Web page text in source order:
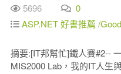
5696
0
ASP.NET 好書推薦 /
摘要:[IT邦幫忙]鐵人賽#2--
MIS2000 Lab，我的IT人生